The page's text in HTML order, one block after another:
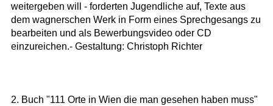
weitergeben will - forderten Jugendliche auf, Texte aus
dem wagnerschen Werk in Form eines Sprechgesangs zu
bearbeiten und als Bewerbungsvideo oder CD
einzureichen.- Gestaltung: Christoph Richter
2. Buch "111 Orte in Wien die man gesehen haben muss"